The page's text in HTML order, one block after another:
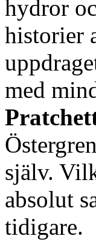
hydror
historier
med
själv.
absolut
tidigare.